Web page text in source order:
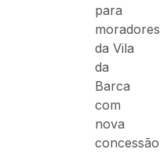
para
moradores
da Vila
da
Barca
com
nova
concessão